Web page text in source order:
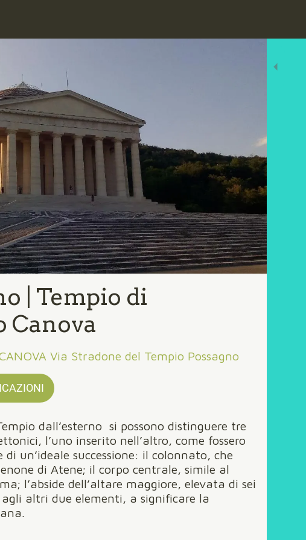
| Tempio di
Canova
Via Stradone del Tempio Possagno
dall’esterno si possono distinguere tre
l’uno inserito nell’altro, come fossero
un’ideale successione: il colonnato, che
di Atene; il corpo centrale, simile al
l’abside dell’altare maggiore, elevata di sei
altri due elementi, a significare la